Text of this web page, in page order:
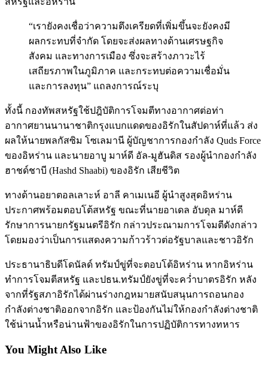
“เรายังคงเชื่อว่าความตึงเครียดที่เพิ่มขึ้นจะยังคงมี
ผลกระทบที่จำกัด โดยจะส่งผลทางด้านเศรษฐกิจ
สังคม และทางการเมือง ซึ่งจะสร้างภาวะไร้
เสถียรภาพในภูมิภาค และกระทบต่อความเชื่อมั่น
และการลงทุน” แถลงการณ์ระบุ
ทั้งนี้ กองทัพสหรัฐใช้ปฎิบัติการโจมตีทางอากาศต่อท่า
อากาศยานนานาชาติกรุงแบกแดดของอิรักในสัปดาห์ที่แล้ว ส่ง
ผลให้นายพลกัสซิม โซเลมานี ผู้บัญชาการกองกำลัง Quds Force
ของอิหร่าน และนายอาบู มาห์ดี อัล-มูฮันดิส รองผู้นำกองกำลัง
ฮาชด์ชาบี (Hashd Shaabi) ของอิรัก เสียชีวิต
ทางด้านอยาตอลเลาะห์ อาลี คาเมเนอี ผู้นำสูงสุดอิหร่าน
ประกาศพร้อมตอบโต้สหรัฐ ขณะที่นายอาเดล อับดุล มาห์ดี
รักษาการนายกรัฐมนตรีอิรัก กล่าวประณามการโจมตีดังกล่าว
โดยมองว่าเป็นการแสดงความก้าวร้าวต่อรัฐบาลและชาวอิรัก
ประธานาธิบดีโดนัลด์ ทรัมป์ขู่ที่จะตอบโต้อิหร่าน หากอิหร่าน
ทำการโจมตีสหรัฐ และปธน.ทรัมป์ยังขู่ที่จะคว่ำบาตรอิรัก หลัง
จากที่รัฐสภาอิรักได้ผ่านร่างกฎหมายสนับสนุนการถอนกอง
กำลังต่างชาติออกจากอิรัก และป้องกันไม่ให้กองกำลังต่างชาติ
ใช้น่านน้ำหรือน่านฟ้าของอิรักในการปฏิบัติการทางทหาร
You Might Also Like